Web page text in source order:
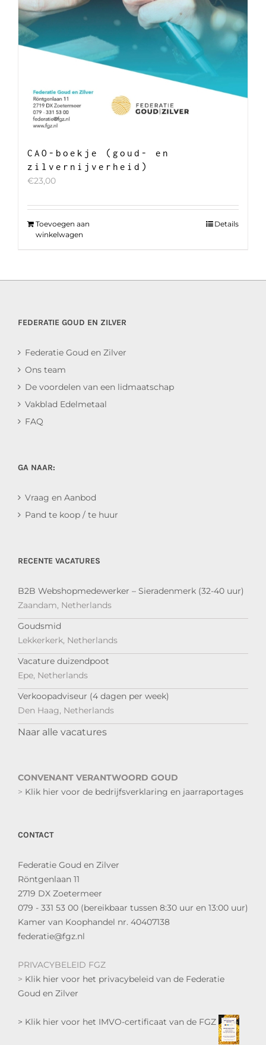
CAO-boekje (goud- en
zilvernijverheid)
€23,00
Toevoegen aan
winkelwagen
Details
FEDERATIE GOUD EN ZILVER
Federatie Goud en Zilver
Ons team
De voordelen van een lidmaatschap
Vakblad Edelmetaal
FAQ
GA NAAR:
Vraag en Aanbod
Pand te koop / te huur
RECENTE VACATURES
B2B Webshopmedewerker – Sieradenmerk (32-40 uur)
Zaandam, Netherlands
Goudsmid
Lekkerkerk, Netherlands
Vacature duizendpoot
Epe, Netherlands
Verkoopadviseur (4 dagen per week)
Den Haag, Netherlands
Naar alle vacatures
CONVENANT VERANTWOORD GOUD
> Klik hier voor de bedrijfsverklaring en jaarraportages
CONTACT
Federatie Goud en Zilver
Röntgenlaan 11
2719 DX Zoetermeer
079 - 331 53 00 (bereikbaar tussen 8:30 uur en 13:00 uur)
Kamer van Koophandel nr. 40407138
federatie@fgz.nl
PRIVACYBELEID FGZ
> Klik hier voor het privacybeleid van de Federatie
Goud en Zilver
> Klik hier voor het IMVO-certificaat van de FGZ